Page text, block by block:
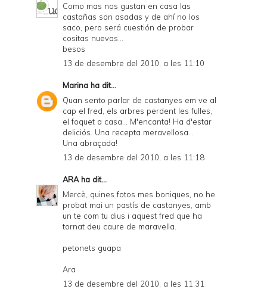
Como mas nos gustan en casa las
castañas son asadas y de ahí no los
saco, pero será cuestión de probar
cositas nuevas...
besos
13 de desembre del 2010, a les 11:10
Marina ha dit...
Quan sento parlar de castanyes em ve al
cap el fred, els arbres perdent les fulles,
el foquet a casa... M'encanta! Ha d'estar
deliciós. Una recepta meravellosa...
Una abraçada!
13 de desembre del 2010, a les 11:18
ARAha dit...
Mercè, quines fotos mes boniques, no he
probat mai un pastís de castanyes, amb
un te com tu dius i aquest fred que ha
tornat deu caure de maravella.
petonets guapa
Ara
13 de desembre del 2010, a les 11:31